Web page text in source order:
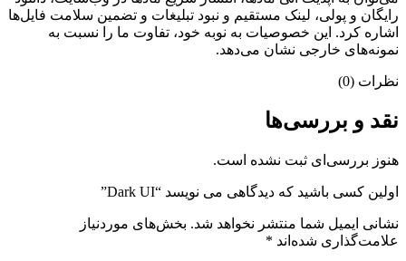
رایگان و پولی، لینک مستقیم و نبود تبلیغات و تضمین سلامت فایل‌ها
اشاره کرد. این خصوصیات به نوبه خود، تفاوت ما را نسبت به
نمونه‌های خارجی نشان می‌دهد.
نظرات (0)
نقد و بررسی‌ها
هنوز بررسی‌ای ثبت نشده است.
اولین کسی باشید که دیدگاهی می نویسد “Dark UI”
نشانی ایمیل شما منتشر نخواهد شد. بخش‌های موردنیاز
علامت‌گذاری شده‌اند *